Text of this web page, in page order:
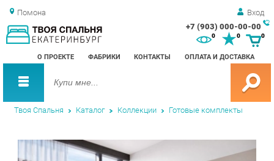
Помона Вход
+7 (903) 000-00-00
О ПРОЕКТЕ ФАБРИКИ КОНТАКТЫ ОПЛАТА И ДОСТАВКА
0 0
Твоя Спальня Каталог Коллекции Готовые комплекты